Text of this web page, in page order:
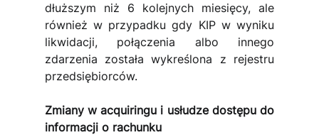
dłuższym niż 6 kolejnych miesięcy, ale
również w przypadku gdy KIP w wyniku
likwidacji, połączenia albo innego
zdarzenia została wykreślona z rejestru
przedsiębiorców.
Zmiany w acquiringu i usłudze dostępu do
informacji o rachunku